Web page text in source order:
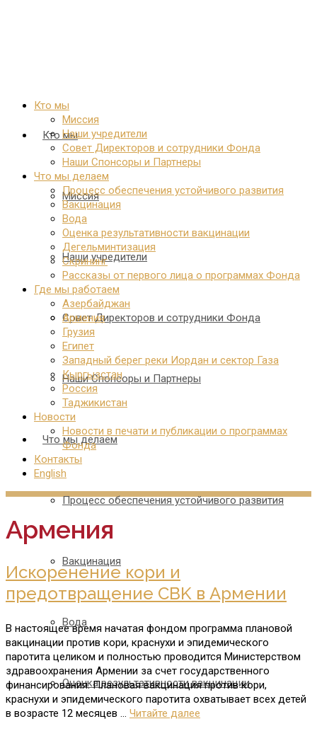
Кто мы
Миссия
Наши учредители
Совет Директоров и сотрудники Фонда
Наши Спонсоры и Партнеры
Что мы делаем
Процесс обеспечения устойчивого развития
Вакцинация
Вода
Оценка результативности вакцинации
Кто мы
Миссия
Наши учредители
Совет Директоров и сотрудники Фонда
Наши Спонсоры и Партнеры
Что мы делаем
Процесс обеспечения устойчивого развития
Вакцинация
Вода
Оценка результативности вакцинации
Дегельминтизация
Скрининг
Рассказы от первого лица о программах Фонда
Где мы работаем
Азербайджан
Армения
Грузия
Египет
Западный берег реки Иордан и сектор Газа
Кыргызстан
Россия
Таджикистан
Новости
Новости в печати и публикации о программах
Фонда
Контакты
English
Армения
Искоренение кори и
предотвращение CBK в Армении
В настоящее время начатая фондом программа плановой
вакцинации против кори, краснухи и эпидемического
паротита целиком и полностью проводится Министерством
здравоохранения Армении за счет государственного
финансирования. Плановая вакцинация против кори,
краснухи и эпидемического паротита охватывает всех детей
в возрасте 12 месяцев … Читайте далее